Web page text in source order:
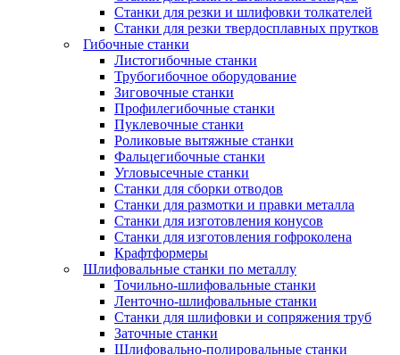
Станки для резки и шлифовки толкателей
Станки для резки твердосплавных прутков
Гибочные станки
Листогибочные станки
Трубогибочное оборудование
Зиговочные станки
Профилегибочные станки
Пуклевочные станки
Роликовые вытяжные станки
Фальцегибочные станки
Угловысечные станки
Станки для сборки отводов
Станки для размотки и правки металла
Станки для изготовления конусов
Станки для изготовления гофроколена
Крафтформеры
Шлифовальные станки по металлу
Точильно-шлифовальные станки
Ленточно-шлифовальные станки
Станки для шлифовки и сопряжения труб
Заточные станки
Шлифовально-полировальные станки